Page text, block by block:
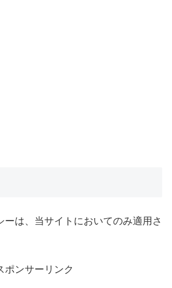
ーは、当サイトにおいてのみ適用さ
ポンサーリンク